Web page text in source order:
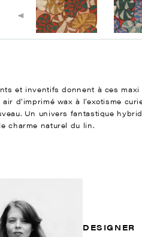
et inventifs donnent à ces
d’imprimé wax à l’exotisme
Un univers fantastique
charme naturel du lin.
DESIGNER